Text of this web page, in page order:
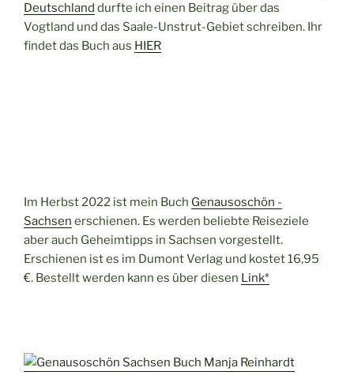
Deutschland durfte ich einen Beitrag über das
Vogtland und das Saale-Unstrut-Gebiet schreiben. Ihr
findet das Buch aus HIER
Im Herbst 2022 ist mein Buch Genausoschön -
Sachsen erschienen. Es werden beliebte Reiseziele
aber auch Geheimtipps in Sachsen vorgestellt.
Erschienen ist es im Dumont Verlag und kostet 16,95
€. Bestellt werden kann es über diesen Link*